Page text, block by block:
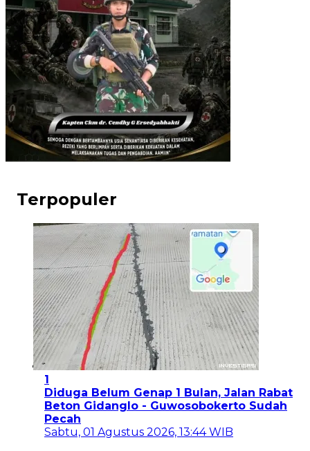
Terpopuler
1
Diduga Belum Genap 1 Bulan, Jalan Rabat
Beton Gidanglo - Guwosobokerto Sudah
Pecah
Sabtu, 01 Agustus 2026, 13:44 WIB